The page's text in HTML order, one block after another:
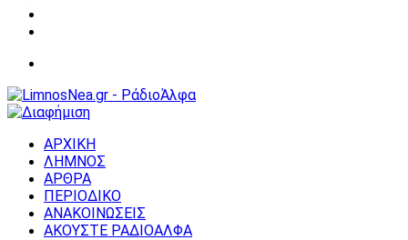
ΑΡΧΙΚΗ
ΛΗΜΝΟΣ
ΑΡΘΡΑ
ΠΕΡΙΟΔΙΚΟ
ΑΝΑΚΟΙΝΩΣΕΙΣ
ΑΚΟΥΣΤΕ ΡΑΔΙΟΑΛΦΑ